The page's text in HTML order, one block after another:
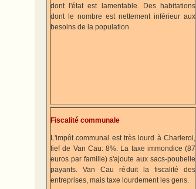
dont l'état est lamentable. Des habitations
dont le nombre est nettement inférieur aux
besoins de la population.
Fiscalité communale
L'impôt communal est très lourd à Charleroi,
fief de Van Cau: 8%. La taxe immondice (87
euros par famille) s'ajoute aux sacs-poubelle
payants. Van Cau réduit la fiscalité des
entreprises, mais taxe lourdement les gens.